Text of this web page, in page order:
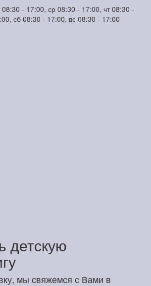
- 17:00, ср 08:30 - 17:00, чт 08:30 -
сб 08:30 - 17:00, вс 08:30 - 17:00
детскую
мы свяжемся с Вами в